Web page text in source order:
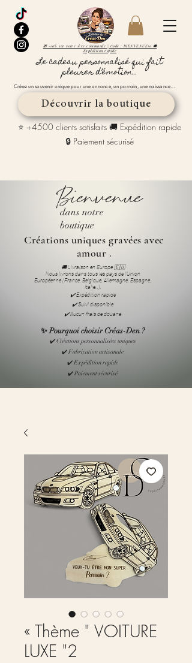
Bienvenue
dans notre
boutique
Créations uniques gravées avec
amour .
🚚 Livraison en Europe 🇪🇺
Nous livrons dans tous les pays de l’Union
Européenne (France, Belgique, Allemagne, Espagne,
Italie…).
✔️ Expédition rapide
✔️ Suivi disponible
✔️ Aucun frais de douane
✨ Pourquoi choisir Créas-Den ?
✔️ Créations personnalisées uniques
✔️ Fabrication artisanale
✔️ Expédition rapide
✔️ Paiement sécurisé
Le cadeau personnalisé qui fait
pleurer d’émotion...
Découvrir la boutique
⭐ +4500 clients satisfaits 🚚 Expédition rapide
🔒 Paiement sécurisé
🎁 -10% sur votre 1ère commande | Code : BIENVENUE10 🚚
Expédition rapide
Créez un souvenir unique pour une annonce, un parrain, une naissance…
« Thème " VOITURE
LUXE "2